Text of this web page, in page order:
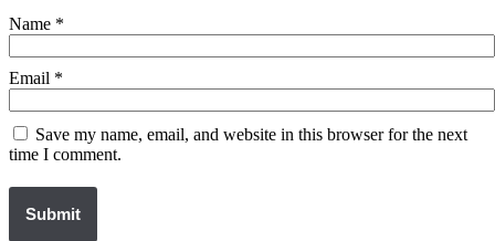
Name *
Email *
Save my name, email, and website in this browser for the next
time I comment.